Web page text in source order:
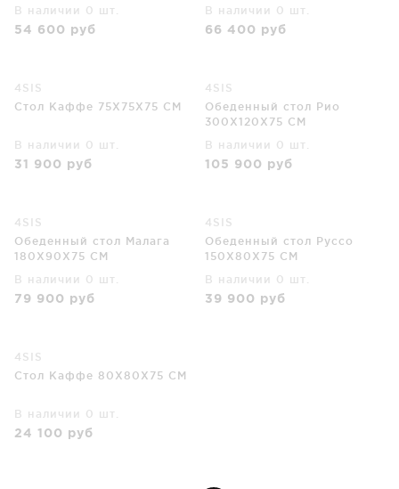
В наличии 0 шт.
54 600 руб
В наличии 0 шт.
66 400 руб
4SIS
Стол Каффе 75X75X75 CM
В наличии 0 шт.
31 900 руб
4SIS
Обеденный стол Рио
300X120X75 CM
В наличии 0 шт.
105 900 руб
4SIS
Обеденный стол Малага
180X90X75 CM
В наличии 0 шт.
79 900 руб
4SIS
Обеденный стол Руссо
150X80X75 CM
В наличии 0 шт.
39 900 руб
4SIS
Стол Каффе 80X80X75 CM
В наличии 0 шт.
24 100 руб